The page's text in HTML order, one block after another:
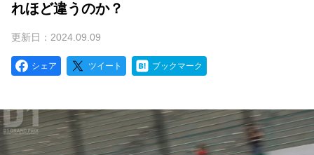
れほど違うのか？
更新日：2024.09.09
シェア ツイート ブックマーク